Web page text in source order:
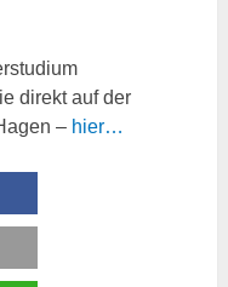
direkt auf der
– hier…